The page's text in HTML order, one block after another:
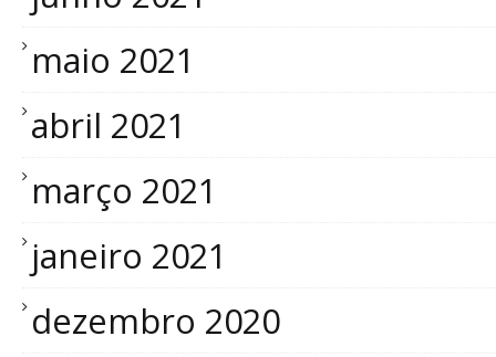
maio 2021
abril 2021
março 2021
janeiro 2021
dezembro 2020